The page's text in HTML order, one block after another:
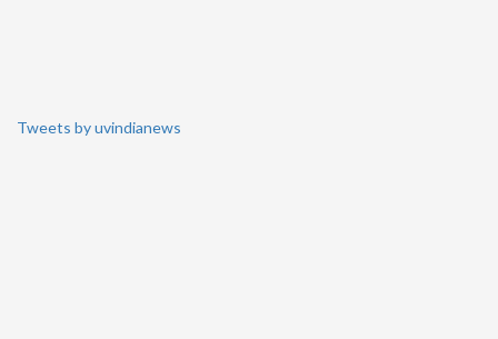
Tweets by uvindianews